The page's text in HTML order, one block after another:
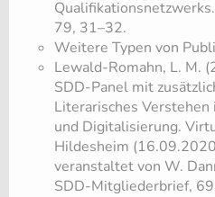
79, 31–32.
Weitere Typen von
Lewald-Romahn, L. M.
SDD-Panel mit
Literarisches
und Digitalisierung.
Hildesheim
veranstaltet von W.
SDD-Mitgliederbrief,